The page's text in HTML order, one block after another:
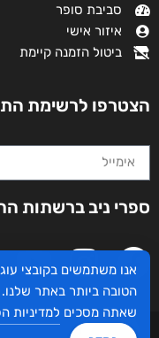
עמודי שלמה
₪35
–
₪78
₪35
מודפס
₪78
סביבת סופר
איזור אישי
ביטול הזמנה קיימת
הצטרפו לרשימת
ספרי ניב ברשתות
עיצוב ובניית האתר: ספרי ניב ©
אנו משתמשים בקובצי
הטובה ביותר באתר
שאתה מסכים למדיניות